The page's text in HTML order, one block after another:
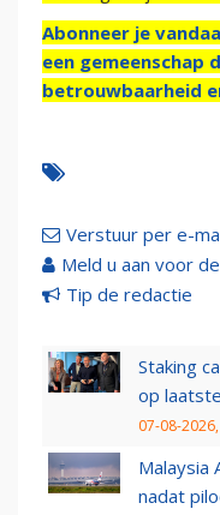
Abonneer je
een gemeenschap
betrouwbaarheid
Verstuur per e-
Meld u aan voor
Tip de redactie
Staking
op
07-08-
Malaysia
nadat